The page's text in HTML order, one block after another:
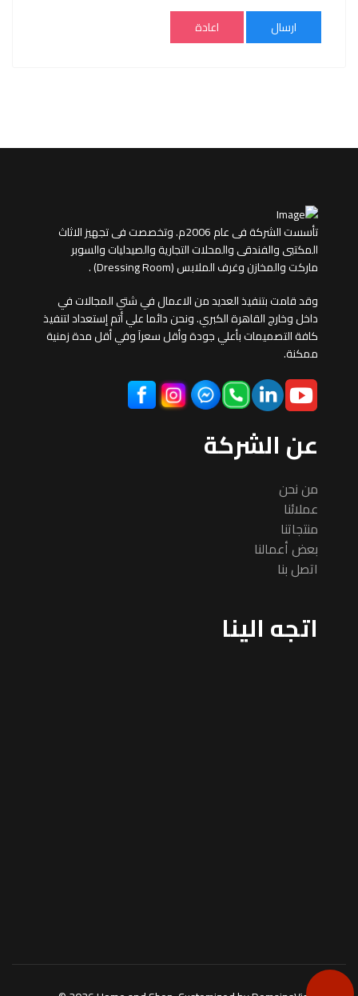
ارسال اعادة
تأسست الشركة فى عام 2006م. وتخصصت فى تجهيز الاثاث
المكتبى والفندقى والمحلات التجارية والصيدليات والسوبر
ماركت والمخازن وغرف الملابس (Dressing Room) .
وقد قامت بتنفيذ العديد من الاعمال في شتي المجالات في
داخل وخارج القاهرة الكبري. ونحن دائما علي أتم إستعداد لتنفيذ
كافة التصميمات بأعلي جودة وأقل سعرآ وفي أقل مدة زمنية
ممكنة.
عن الشركة
من نحن
عملائنا
منتجاتنا
بعض أعمالنا
اتصل بنا
اتجه الينا